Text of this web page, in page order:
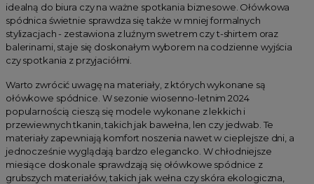
idealną do biura czy na ważne spotkania biznesowe. Ołówkowa
spódnica świetnie sprawdza się także w mniej formalnych
stylizacjach - zestawiona z luźnym swetrem czy t-shirtem oraz
balerinami, staje się doskonałym wyborem na codzienne wyjścia
czy spotkania z przyjaciółmi.
Warto zwrócić uwagę na materiały, z których wykonane są
ołówkowe spódnice. W sezonie wiosenno-letnim 2024
popularnością cieszą się modele wykonane z lekkich i
przewiewnych tkanin, takich jak bawełna, len czy jedwab. Te
materiały zapewniają komfort noszenia nawet w cieplejsze dni, a
jednocześnie wyglądają bardzo elegancko. W chłodniejsze
miesiące doskonale sprawdzają się ołówkowe spódnice z
grubszych materiałów, takich jak wełna czy skóra ekologiczna,